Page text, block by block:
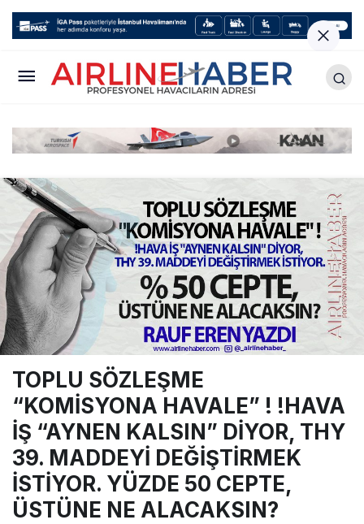
TOPLU SÖZLEŞME
“KOMİSYONA HAVALE” ! !HAVA
İŞ “AYNEN KALSIN” DİYOR, THY
39. MADDEYİ DEĞİŞTİRMEK
İSTİYOR. YÜZDE 50 CEPTE,
ÜSTÜNE NE ALACAKSIN?